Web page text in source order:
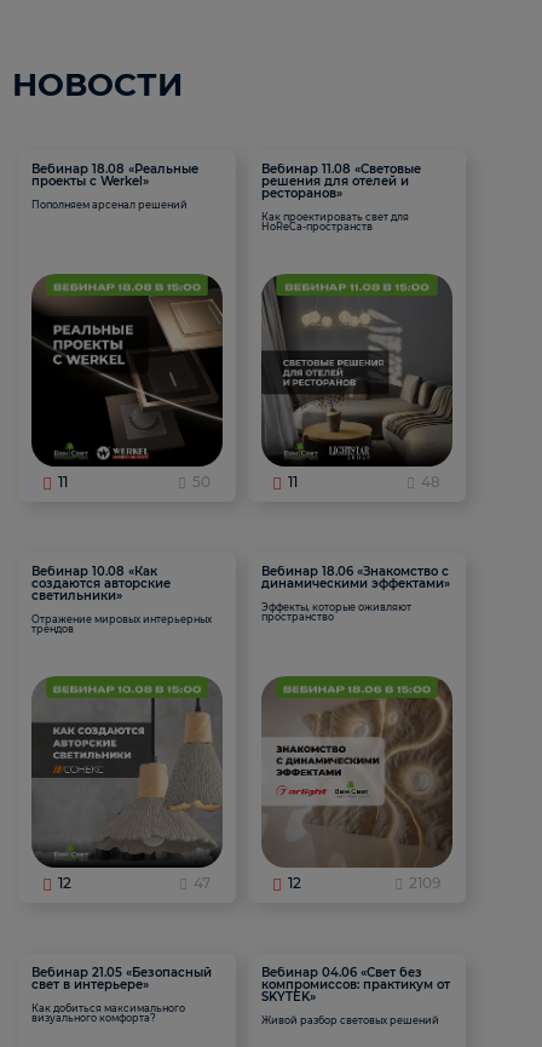
НОВОСТИ
Вебинар 18.08 «Реальные
проекты с Werkel»
Пополняем арсенал решений
11 50
Вебинар 11.08 «Световые
решения для отелей и
ресторанов»
Как проектировать свет для
HoReCa-пространств
11 48
Вебинар 10.08 «Как
создаются авторские
светильники»
Отражение мировых интерьерных
трендов
12 47
Вебинар 18.06 «Знакомство с
динамическими эффектами»
Эффекты, которые оживляют
пространство
12 2109
Вебинар 21.05 «Безопасный
свет в интерьере»
Как добиться максимального
визуального комфорта?
Вебинар 04.06 «Свет без
компромиссов: практикум от
SKYTEK»
Живой разбор световых решений